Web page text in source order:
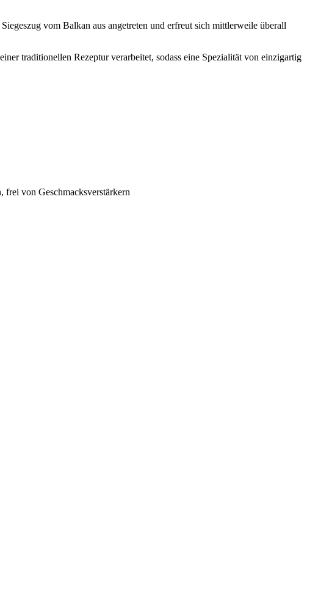
vom Balkan aus angetreten und erfreut sich mittlerweile überall
traditionellen Rezeptur verarbeitet, sodass eine Spezialität von einzigartig
von Geschmacksverstärkern